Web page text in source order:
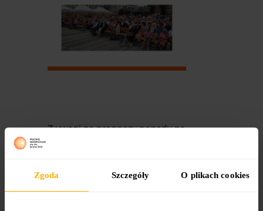
Zgoda Szczegóły O plikach cookies
Z uwagi na prognozy pogody na
ks. Jana Kaczkowskiego został